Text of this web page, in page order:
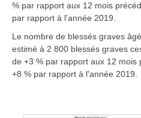
% par rapport aux 12 mois
par rapport à l'année 2019.
Le nombre de blessés graves
estimé à 2 800 blessés graves
de +3 % par rapport aux 12 mois
+8 % par rapport à l'année 2019.